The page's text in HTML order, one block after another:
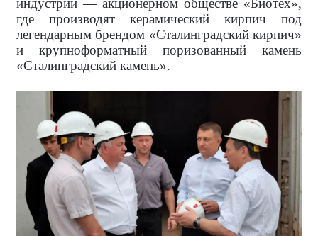
индустрии — акционерном обществе «Биотех»,
где производят керамический кирпич под
легендарным брендом «Сталинградский кирпич»
и крупноформатный поризованный камень
«Сталинградский камень».